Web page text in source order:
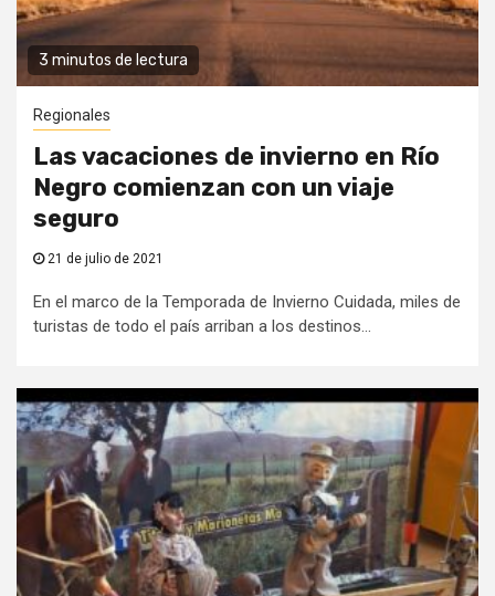
3 minutos de lectura
Regionales
Las vacaciones de invierno en Río
Negro comienzan con un viaje
seguro
21 de julio de 2021
En el marco de la Temporada de Invierno Cuidada, miles de
turistas de todo el país arriban a los destinos...